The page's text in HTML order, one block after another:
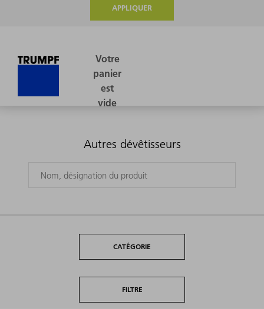
APPLIQUER
Autres dévêtisseurs
CATÉGORIE
FILTRE